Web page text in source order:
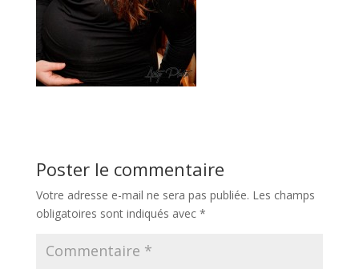
Poster le commentaire
Votre adresse e-mail ne sera pas publiée. Les champs
obligatoires sont indiqués avec *